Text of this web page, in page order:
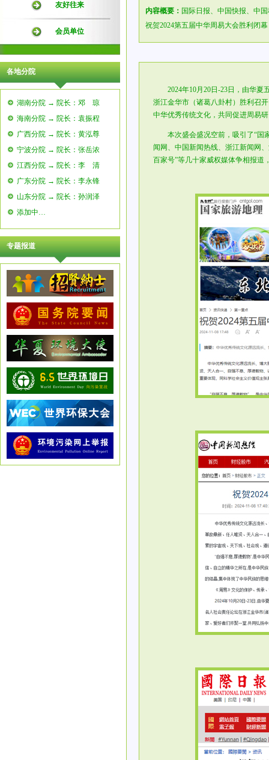
友好往来
会员单位
各地分院
湖南分院 → 院长：邓 琼
海南分院 → 院长：袁振程
广西分院 → 院长：黄泓尊
宁波分院 → 院长：张岳浓
江西分院 → 院长：李 清
广东分院 → 院长：李永锋
山东分院 → 院长：孙润泽
添加中…
专题报道
内容概要： 国际日报、中国快报、中
祝贺2024第五届中华周易大会胜利闭幕
2024年10月20日-23日，由华夏
浙江金华市（诸葛八卦村）胜利召
中华优秀传统文化，共同促进周易
本次盛会盛况空前，吸引了“国家
闻网、中国新闻热线、浙江新闻网
百家号”等几十家威权媒体争相报道